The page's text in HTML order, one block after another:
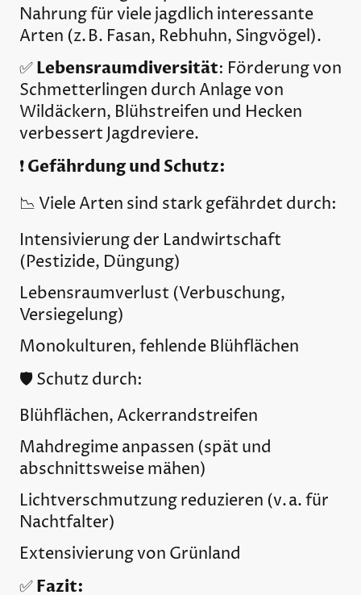
Nahrung für viele jagdlich interessante
Arten (z. B. Fasan, Rebhuhn, Singvögel).
✅Lebensraumdiversität: Förderung von
Schmetterlingen durch Anlage von
Wildäckern, Blühstreifen und Hecken
verbessert Jagdreviere.
❗Gefährdung und Schutz:
📉 Viele Arten sind stark gefährdet durch:
Intensivierung der Landwirtschaft
(Pestizide, Düngung)
Lebensraumverlust (Verbuschung,
Versiegelung)
Monokulturen, fehlende Blühflächen
🛡️ Schutz durch:
Blühflächen, Ackerrandstreifen
Mahdregime anpassen (spät und
abschnittsweise mähen)
Lichtverschmutzung reduzieren (v. a. für
Nachtfalter)
Extensivierung von Grünland
✅Fazit: